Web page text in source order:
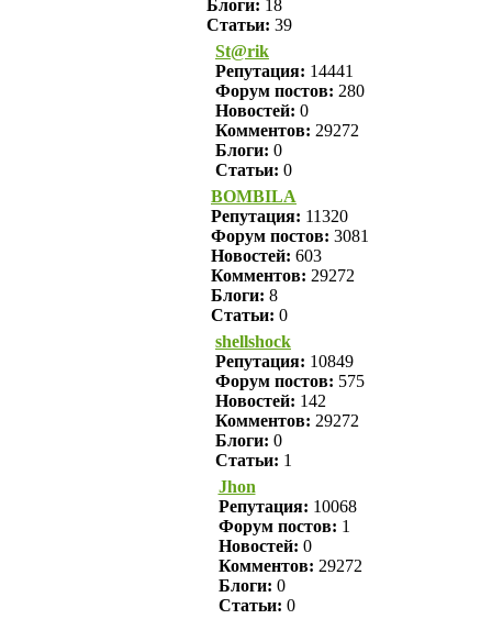
Блоги: 18
Статьи: 39
St@rik
Репутация: 14441
Форум постов: 280
Новостей: 0
Комментов: 29272
Блоги: 0
Статьи: 0
BOMBILA
Репутация: 11320
Форум постов: 3081
Новостей: 603
Комментов: 29272
Блоги: 8
Статьи: 0
shellshock
Репутация: 10849
Форум постов: 575
Новостей: 142
Комментов: 29272
Блоги: 0
Статьи: 1
Jhon
Репутация: 10068
Форум постов: 1
Новостей: 0
Комментов: 29272
Блоги: 0
Статьи: 0